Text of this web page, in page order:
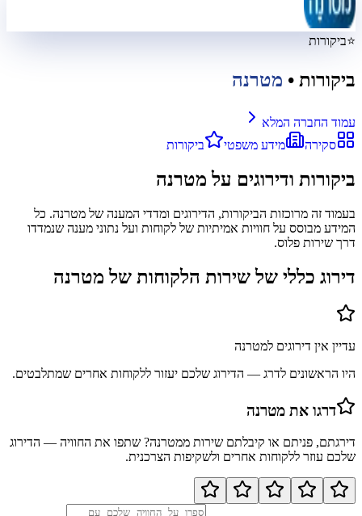
⭐ביקורות
ביקורות • מטרנה
עמוד החברה המלא
סקירה
מידע משפטי ביקורות
ביקורות ודירוגים על מטרנה
בעמוד זה מרוכזות הביקורות, הדירוגים ומדדי המענה של מטרנה. כל
המידע מבוסס על חוויות אמיתיות של לקוחות ועל נתוני מענה שנמדדו
דרך שירות פלוס.
דירוג כללי של שירות הלקוחות של מטרנה
עדיין אין דירוגים למטרנה
היו הראשונים לדרג — הדירוג שלכם יעזור ללקוחות אחרים שמתלבטים.
דרגו את מטרנה
דירגתם, פניתם או קיבלתם שירות ממטרנה? שתפו את החוויה — הדירוג
שלכם עוזר ללקוחות אחרים ולשקיפות הצרכנית.